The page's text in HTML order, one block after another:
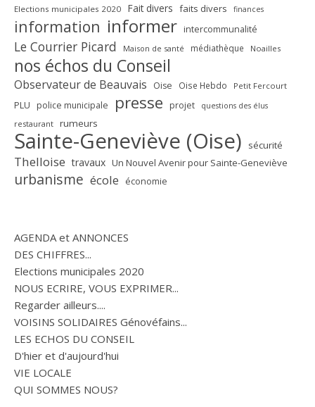
Elections municipales 2020 Fait divers faits divers finances
information informer intercommunalité
Le Courrier Picard Maison de santé médiathèque Noailles
nos échos du Conseil
Observateur de Beauvais Oise Oise Hebdo Petit Fercourt
PLU police municipale presse projet questions des élus
restaurant rumeurs
Sainte-Geneviève (Oise) sécurité
Thelloise travaux Un Nouvel Avenir pour Sainte-Geneviève
urbanisme école économie
AGENDA et ANNONCES
DES CHIFFRES...
Elections municipales 2020
NOUS ECRIRE, VOUS EXPRIMER...
Regarder ailleurs....
VOISINS SOLIDAIRES Génovéfains...
LES ECHOS DU CONSEIL
D'hier et d'aujourd'hui
VIE LOCALE
QUI SOMMES NOUS?